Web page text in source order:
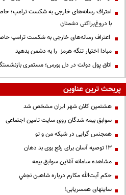
اعتراف رسانه‌های خارجی به شکست ترامپ؛
با دروغ‌پراکنی دشمنان
اعتراف رسانه‌های خارجی به شکست ترامپ
مبادا اختیار تنگه هرمز را به دشمن بدهید
اتاق پول دولت در دل بورس؛ مستمری
پربحث ترین عناوین
هشتمین کلان شهر ایران مشخص شد
سوابق بیمه شدگان روی سایت تامین اجتماعی
همجنس گرایی در شبکه من و تو
13 توصیه آسان برای رفع بوی بد دهان
مشاهده سامانه آنلاين سوابق بیمه
حكم آيت‌الله مكارم درباره شاهين نجفي
سایتهای همسریابی!